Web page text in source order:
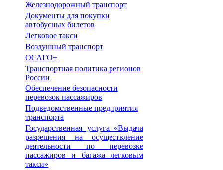
Железнодорожный транспорт
Документы для покупки
автобусных билетов
Легковое такси
Воздушный транспорт
ОСАГО+
Транспортная политика регионов
России
Обеспечение безопасности
перевозок пассажиров
Подведомственные предприятия
транспорта
Государственная услуга «Выдача
разрешения на осуществление
деятельности по перевозке
пассажиров и багажа легковым
такси»